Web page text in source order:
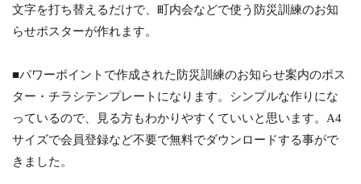
文字を打ち替えるだけで、町内会などで使う防災訓練のお知
らせポスターが作れます。
■パワーポイントで作成された防災訓練のお知らせ案内のポス
ター・チラシテンプレートになります。シンプルな作りにな
っているので、見る方もわかりやすくていいと思います。A4
サイズで会員登録など不要で無料でダウンロードする事がで
きました。